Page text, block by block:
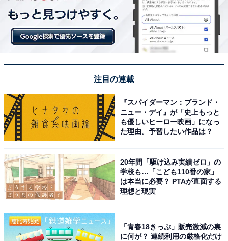
注目の連載
『スパイダーマン：ブランド・
ニュー・デイ』が「史上もっと
も優しいヒーロー映画」になっ
た理由。予習したい作品は？
20年間「駆け込み実績ゼロ」の
学校も…「こども110番の家」
は本当に必要？ PTAが直面する
理想と現実
「青春18きっぷ」販売激減の裏
に何が？ 連続利用の厳格化だけ